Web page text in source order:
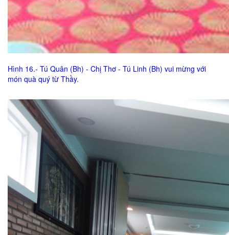
Hình 16.- Tú Quân (Bh) - Chị Thơ - Tú Linh (Bh) vui mừng với
món quà quý từ Thầy.